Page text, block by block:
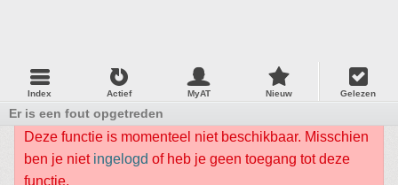
Index Actief MyAT Nieuw Gelezen
Er is een fout opgetreden
Deze functie is momenteel niet beschikbaar. Misschien
ben je niet ingelogd of heb je geen toegang tot deze
functie.